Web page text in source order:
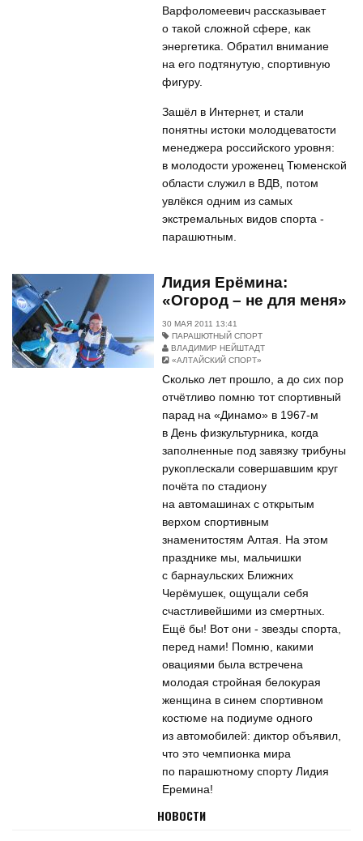
Варфоломеевич рассказывает
о такой сложной сфере, как
энергетика. Обратил внимание
на его подтянутую, спортивную
фигуру.
Зашёл в Интернет, и стали
понятны истоки молодцеватости
менеджера российского уровня:
в молодости уроженец Тюменской
области служил в ВДВ, потом
увлёкся одним из самых
экстремальных видов спорта -
парашютным.
Лидия Ерёмина:
«Огород – не для меня»
30 МАЯ 2011 13:41
ПАРАШЮТНЫЙ СПОРТ
ВЛАДИМИР НЕЙШТАДТ
«АЛТАЙСКИЙ СПОРТ»
Сколько лет прошло, а до сих пор
отчётливо помню тот спортивный
парад на «Динамо» в 1967-м
в День физкультурника, когда
заполненные под завязку трибуны
руко­плескали совершавшим круг
почёта по стадиону
на автомашинах с открытым
верхом спортивным
знаменитостям Алтая. На этом
празднике мы, мальчишки
с барнаульских Ближних
Черёмушек, ощущали себя
счастливейшими из смертных.
Ещё бы! Вот они - звезды спорта,
перед нами! Помню, какими
овациями была встречена
молодая стройная белокурая
женщина в синем спортивном
костюме на подиуме одного
из автомобилей: диктор объявил,
что это чемпионка мира
по парашютному спорту Лидия
Еремина!
НОВОСТИ